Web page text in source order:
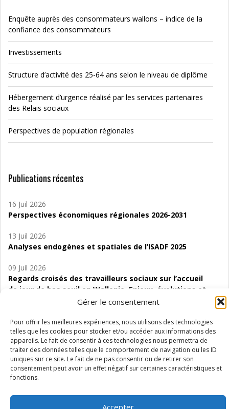
Gérer le consentement
Pour offrir les meilleures expériences, nous utilisons des technologies
telles que les cookies pour stocker et/ou accéder aux informations des
appareils. Le fait de consentir à ces technologies nous permettra de
traiter des données telles que le comportement de navigation ou les ID
uniques sur ce site. Le fait de ne pas consentir ou de retirer son
consentement peut avoir un effet négatif sur certaines caractéristiques et
fonctions.
Accepter
Enquête auprès des consommateurs wallons – indice de la
confiance des consommateurs
Investissements
Structure d’activité des 25-64 ans selon le niveau de diplôme
Hébergement d’urgence réalisé par les services partenaires
des Relais sociaux
Perspectives de population régionales
Publications récentes
16 Juil 2026
Perspectives économiques régionales 2026-2031
13 Juil 2026
Analyses endogènes et spatiales de l’ISADF 2025
09 Juil 2026
Regards croisés des travailleurs sociaux sur l’accueil
de jour de bas seuil en Wallonie. Enjeux, évolutions et
06 Juil 2026
Étude d’évaluabilité des Structures
d’accompagnement à l’autocréation d’emploi (SAACE)
01 Juil 2026
Pénurie du personnel infirmier :quels indicateurs
Wallonie ?